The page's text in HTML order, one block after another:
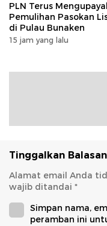
PLN Terus
Pemulihan Pasokan
di Pulau Bunaken
15 jam yang lalu
Tinggalkan Balasan
Alamat email Anda
wajib ditandai *
Simpan nama,
peramban ini